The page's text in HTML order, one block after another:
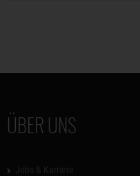
ÜBER UNS